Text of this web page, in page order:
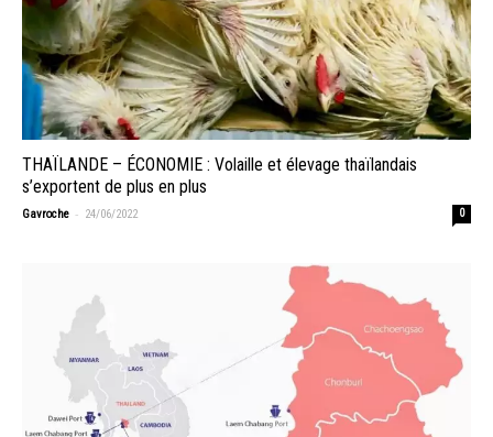
THAÏLANDE – ÉCONOMIE : Volaille et élevage thaïlandais
s’exportent de plus en plus
Gavroche - 24/06/2022 0